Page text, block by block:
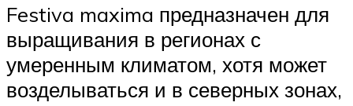
Festiva maxima предназначен для
выращивания в регионах с
умеренным климатом, хотя может
возделываться и в северных зонах,